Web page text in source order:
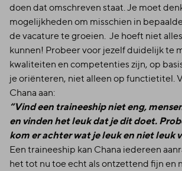
doen dat omschreven staat. Je moet
mogelijkheden om misschien in
de vacature te groeien. Je hoeft niet
kunnen! Probeer voor jezelf duidelijk te
kwaliteiten en competenties zijn, op
je oriënteren, niet alleen op functietitel.
Chana aan:
“Vind een traineeship niet eng,
en vinden het leuk dat je dit doet.
kom er achter wat je leuk en niet leuk
Een traineeship kan Chana iedereen
het tot nu toe echt als ontzettend fijn en